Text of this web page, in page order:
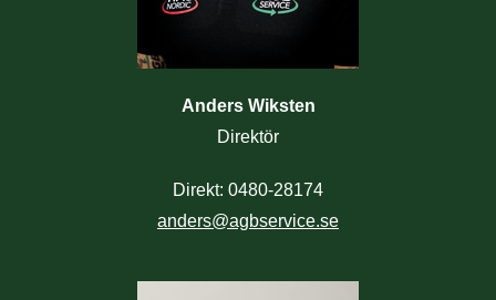
Anders Wiksten
Direktör
Direkt: 0480-28174
anders@agbservice.se